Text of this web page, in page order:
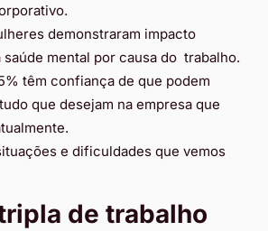
demonstraram impacto
saúde mental por causa do trabalho.
têm confiança de que podem
que desejam na empresa que
e dificuldades que vemos
de trabalho